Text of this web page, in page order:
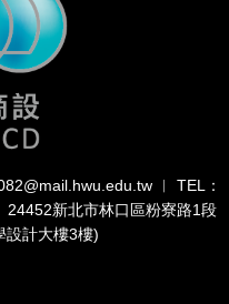
︱ TEL：
新北市林口區粉寮路1段
設計大樓3樓)